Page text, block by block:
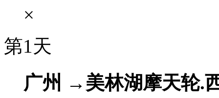
×
第1天
广州 →美林湖摩天轮.